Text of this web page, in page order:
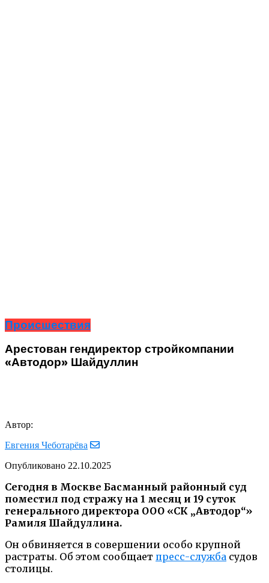
Происшествия
Арестован гендиректор стройкомпании
«Автодор» Шайдуллин
Автор:
Евгения Чеботарёва
Опубликовано 22.10.2025
Сегодня в Москве Басманный районный суд
поместил под стражу на 1 месяц и 19 суток
генерального директора ООО «СК „Автодор“»
Рамиля Шайдуллина.
Он обвиняется в совершении особо крупной
растраты. Об этом сообщает пресс-служба судов
столицы.